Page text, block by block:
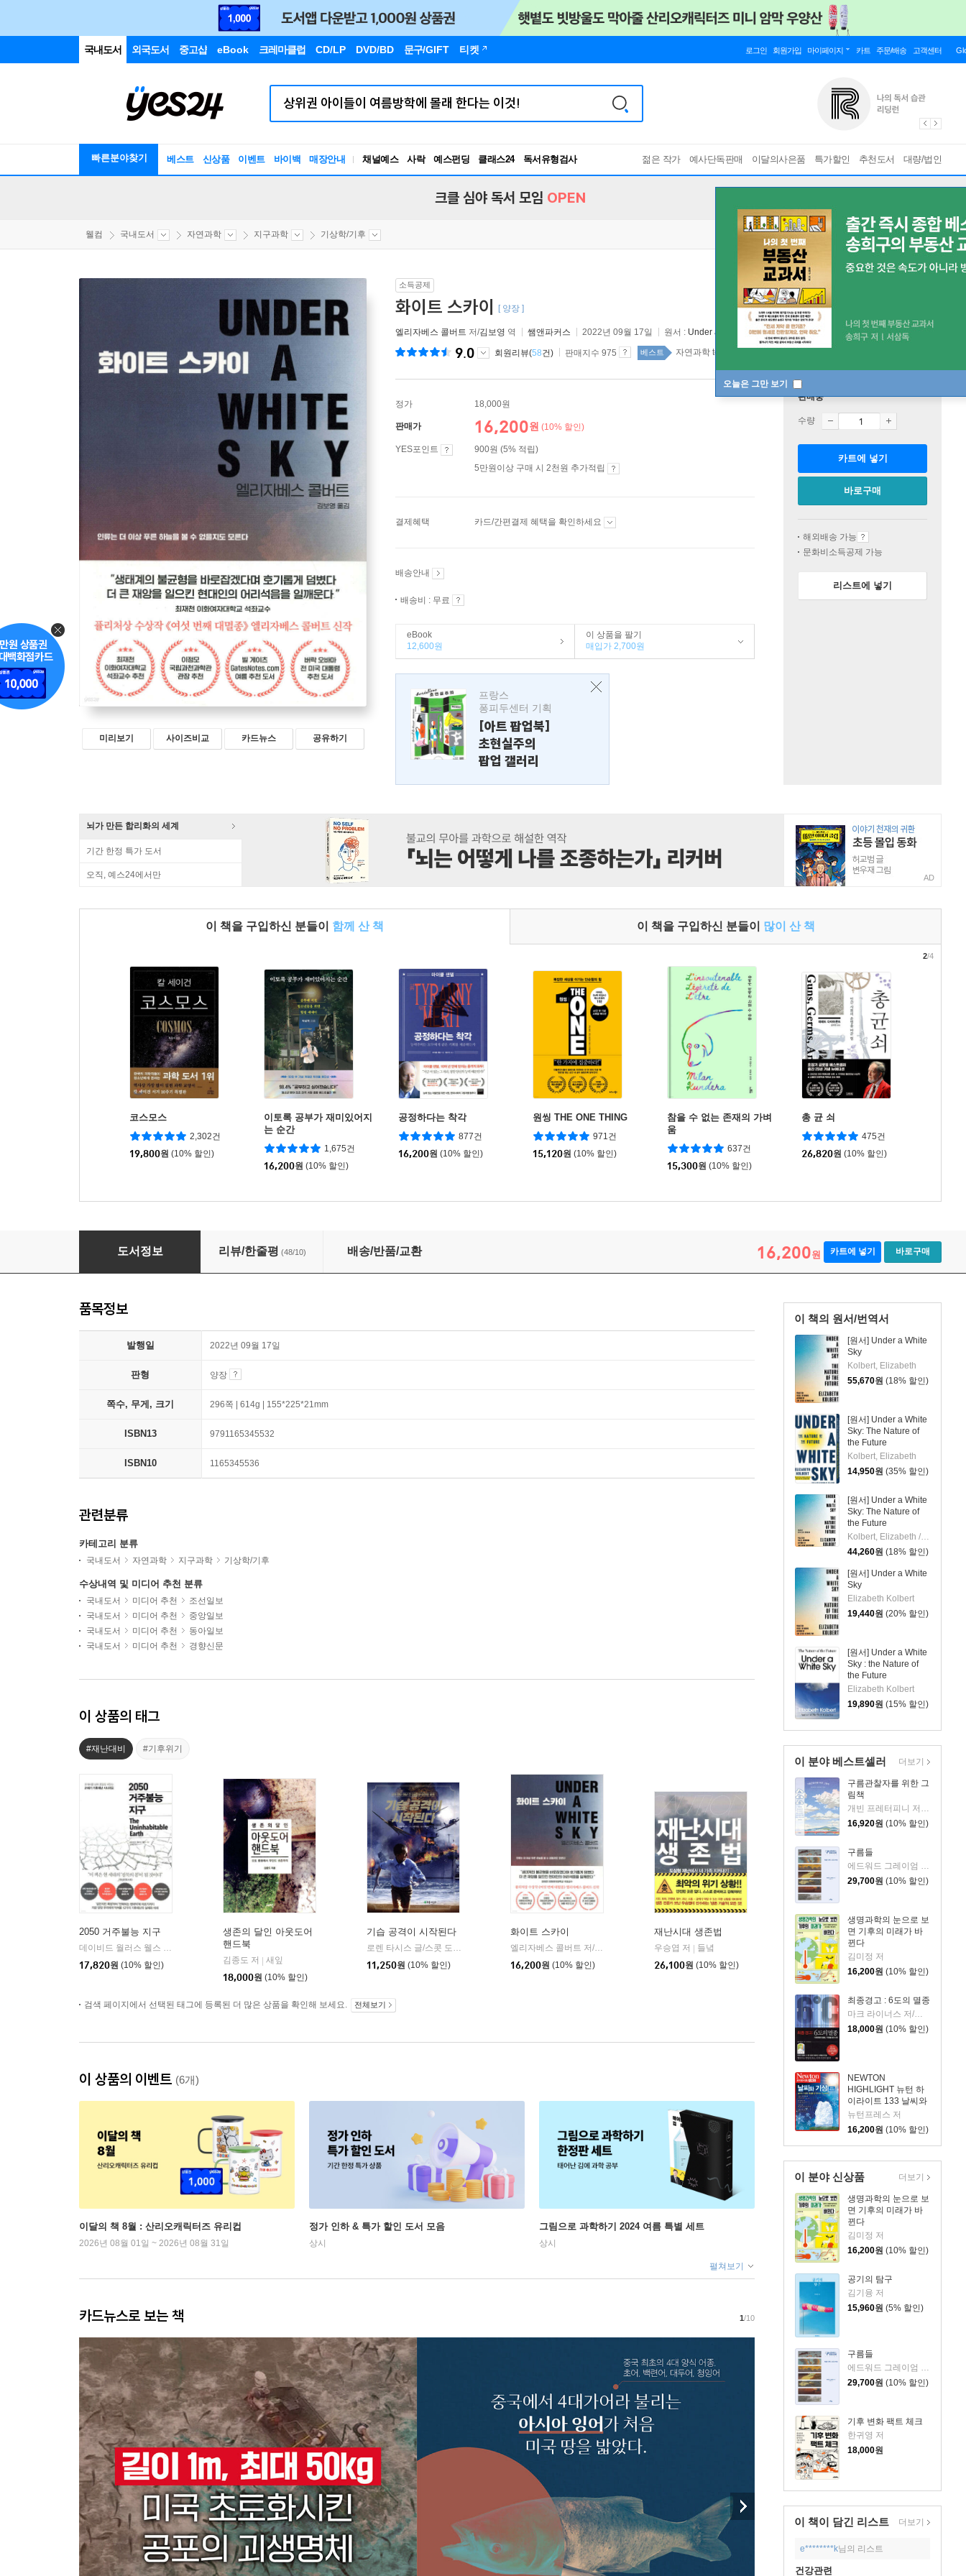
국내도서 외국도서 중고샵 eBook 크레마클럽 CD/LP DVD/BD 문구/GIFT 티켓 로그인 회원가입 마이페이지 카트 주문/배송 고객센터
빠른분야찾기 베스트 신상품 이벤트 바이백 매장안내 채널예스 사락 예스펀딩 클래스24 독서유형검사
RBTI Lab
젊은 작가 예사단독판매 이달의사은품 특가할인 추천도서 대량/법인
오늘은 그만 보기
크클 심야 독서 모임 OPEN
웰컴 국내도서 자연과학 지구과학 기상학/기후
미리보기 사이즈비교 카드뉴스 공유하기
소득공제
화이트 스카이 [ 양장 ]
엘리자베스 콜버트 저/김보영 역 쌤앤파커스 2022년 09월 17일 원서 : Under a White Sky
9.0 회원리뷰(58건) 판매지수 975 베스트 자연과학 top20 4주
정가 18,000원
판매가 16,200원 (10% 할인)
YES포인트
900원 (5% 적립)
5만원이상 구매 시 2천원 추가적립
결제혜택 카드/간편결제 혜택을 확인하세요
배송안내
배송비 : 무료
eBook
12,600원
이 상품을 팔기
매입가 2,700원
프랑스
퐁피두센터 기획
[아트 팝업북]
초현실주의
팝업 갤러리
판매중
수량
카트에 넣기
바로구매
해외배송 가능
문화비소득공제 가능
리스트에 넣기
뇌가 만든 합리화의 세계
기간 한정 특가 도서
오직, 예스24에서만 AD
이 책을 구입하신 분들이 함께 산 책 이 책을 구입하신 분들이 많이 산 책
코스모스
2,302건
19,800원 (10% 할인)
이토록 공부가 재미있어지
는 순간
1,675건
16,200원 (10% 할인)
공정하다는 착각
877건
16,200원 (10% 할인)
원씽 THE ONE THING
971건
15,120원 (10% 할인)
참을 수 없는 존재의 가벼
움
637건
15,300원 (10% 할인)
총 균 쇠
475건
26,820원 (10% 할인)
2/4
화이트 스카이
도서정보 리뷰/한줄평 (48/10) 배송/반품/교환 16,200원 카트에 넣기 바로구매
이 책의 원서/번역서
[원서] Under a White
Sky
Kolbert, Elizabeth
55,670원 (18% 할인)
[원서] Under a White
Sky: The Nature of
the Future
Kolbert, Elizabeth
14,950원 (35% 할인)
[원서] Under a White
Sky: The Nature of
the Future
Kolbert, Elizabeth / Lowman, Rebecca
44,260원 (18% 할인)
[원서] Under a White
Sky
Elizabeth Kolbert
19,440원 (20% 할인)
[원서] Under a White
Sky : the Nature of
the Future
Elizabeth Kolbert
19,890원 (15% 할인)
이 분야 베스트셀러
구름관찰자를 위한 그
림책
개빈 프레터피니 저/윌리엄 그릴 그림/김성훈 역
16,920원 (10% 할인)
구름들
에드워드 그레이엄 저/서정아 역
29,700원 (10% 할인)
생명과학의 눈으로 보
면 기후의 미래가 바
뀐다
김미정 저
16,200원 (10% 할인)
최종경고 : 6도의 멸종
마크 라이너스 저/김아림 역
18,000원 (10% 할인)
NEWTON
HIGHLIGHT 뉴턴 하
이라이트 133 날씨와
기상
뉴턴프레스 저
16,200원 (10% 할인)
더보기
이 분야 신상품
생명과학의 눈으로 보
면 기후의 미래가 바
뀐다
김미정 저
16,200원 (10% 할인)
공기의 탐구
김기융 저
15,960원 (5% 할인)
구름들
에드워드 그레이엄 저/서정아 역
29,700원 (10% 할인)
기후 변화 팩트 체크
한귀영 저
18,000원
더보기
이 책이 담긴 리스트 더보기
e********k님의 리스트
건강관련
품목정보
발행일 2022년 09월 17일
판형 양장
쪽수, 무게, 크기 296쪽 | 614g | 155*225*21mm
ISBN13 9791165345532
ISBN10 1165345536
관련분류
카테고리 분류
국내도서 자연과학 지구과학 기상학/기후
수상내역 및 미디어 추천 분류
국내도서 미디어 추천
조선일보
국내도서
미디어 추천
중앙일보
국내도서
미디어 추천
동아일보
국내도서
미디어 추천 경향신문
이 상품의 태그
#재난대비 #기후위기
2050 거주불능 지구
데이비드 월러스 웰스 저/김재경 역
추수밭
17,820원 (10% 할인)
생존의 달인 아웃도어
핸드북
김종도 저
새잎
18,000원 (10% 할인)
기습 공격이 시작된다
로렌 타시스 글/스콧 도슨 그림/오현주 역 | 초록개구리
11,250원 (10% 할인)
화이트 스카이
엘리자베스 콜버트 저/김보영 역
쌤앤파커스
16,200원 (10% 할인)
재난시대 생존법
우승엽 저
들녘
26,100원 (10% 할인)
검색 페이지에서 선택된 태그에 등록된 더 많은 상품을 확인해 보세요. 전체보기
이 상품의 이벤트 (6개)
이달의 책 8월 : 산리오캐릭터즈 유리컵
2026년 08월 01일 ~ 2026년 08월 31일
정가 인하 & 특가 할인 도서 모음
상시
그림으로 과학하기 2024 여름 특별 세트
상시
펼쳐보기
카드뉴스로 보는 책 1/10